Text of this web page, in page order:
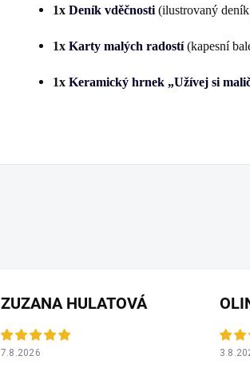
1x Deník vděčnosti (ilustrovaný
1x Karty malých radostí(kapesní
1x Keramický hrnek „Užívej si
ZUZANA HULATOVÁ
7.8.2026